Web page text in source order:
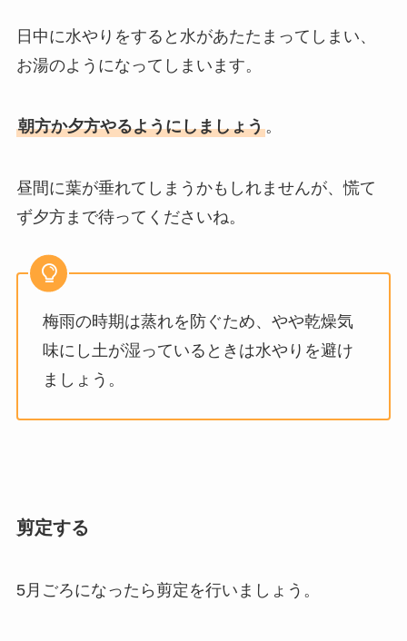
日中に水やりをすると水があたたまってしまい、
お湯のようになってしまいます。
朝方か夕方やるようにしましょう。
昼間に葉が垂れてしまうかもしれませんが、慌て
ず夕方まで待ってくださいね。
梅雨の時期は蒸れを防ぐため、やや乾燥気
味にし土が湿っているときは水やりを避け
ましょう。
剪定する
5月ごろになったら剪定を行いましょう。